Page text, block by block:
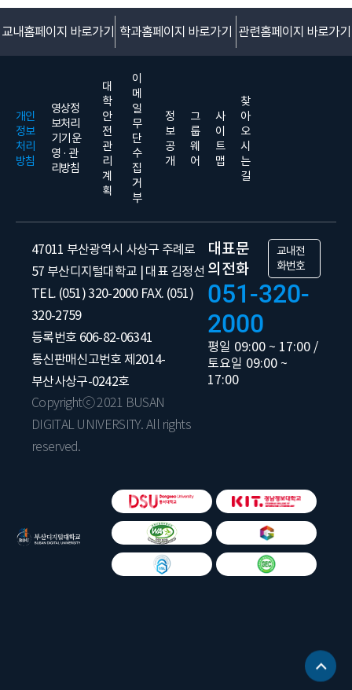
교내홈페이지 바로가기 학과홈페이지 바로가기 관련홈페이지 바로가기
개인
정보
처리
방침
영상정
보처리
기기 운
영 · 관
리방침
대
학
안
전
관
리
계
획
이
메
일
무
단
수
집
거
부
정
보
공
개
그
룹
웨
어
사
이
트
맵
찾
아
오
시
는
길
47011 부산광역시 사상구 주례로
57 부산디지털대학교 | 대표 김정선
TEL. (051) 320-2000 FAX. (051)
320-2759
등록번호 606-82-06341
통신판매신고번호 제2014-
부산사상구-0242호
Copyrightⓒ 2021 BUSAN
DIGITAL UNIVERSITY. All rights
reserved.
대표문
의전화
교내전
화번호
051-320-
2000
평일 09:00 ~ 17:00 /
토요일 09:00 ~
17:00